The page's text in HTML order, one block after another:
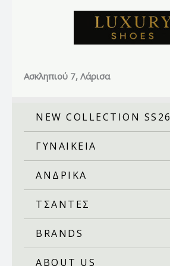
Ασκληπιού 7, Λάρισα
NEW COLLECTION SS26
ΓΥΝΑΙΚΕΙΑ
ΑΝΔΡΙΚΑ
ΤΣΑΝΤΕΣ
BRANDS
ABOUT US